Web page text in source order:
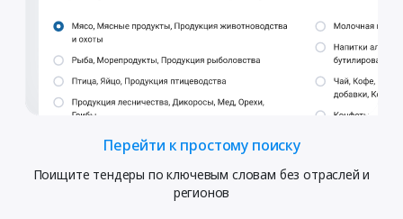
Перейти к простому поиску
Поищите тендеры по ключевым словам без отраслей и
регионов